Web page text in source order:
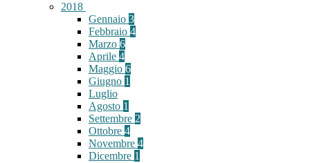
2018
Gennaio 3
Febbraio 4
Marzo 6
Aprile 4
Maggio 6
Giugno 1
Luglio
Agosto 1
Settembre 2
Ottobre 4
Novembre 4
Dicembre 1